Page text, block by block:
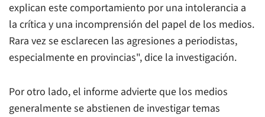
explican este comportamiento por una intolerancia a
la crítica y una incomprensión del papel de los medios.
Rara vez se esclarecen las agresiones a periodistas,
especialmente en provincias", dice la investigación.
Por otro lado, el informe advierte que los medios
generalmente se abstienen de investigar temas